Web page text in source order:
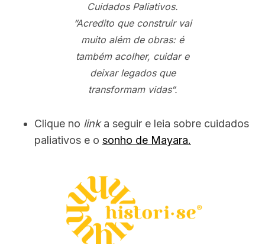
Cuidados Paliativos.
“Acredito que construir vai
muito além de obras: é
também acolher, cuidar e
deixar legados que
transformam vidas“.
Clique no linka seguir e leia sobre cuidados
paliativos e o sonho de Mayara.